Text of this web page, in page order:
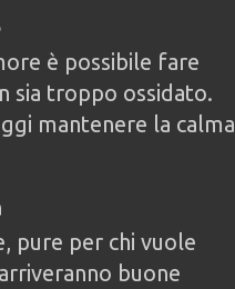
è possibile fare
sia troppo ossidato.
mantenere la calma
pure per chi vuole
buone